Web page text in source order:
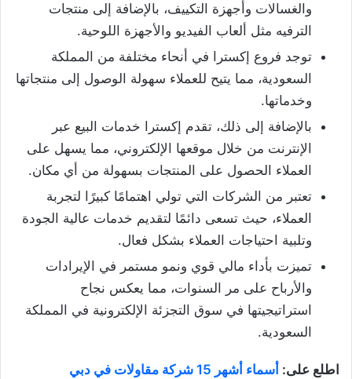
والغسالات وأجهزة التكييف، بالإضافة إلى منتجات
الترفيه مثل ألعاب الفيديو والأجهزة اللوحية.
توجد فروع إكسترا في أنحاء مختلفة من المملكة
السعودية، مما يتيح للعملاء سهولة الوصول إلى منتجاتها
وخدماتها.
بالإضافة إلى ذلك، تقدم إكسترا خدمات البيع عبر
الإنترنت من خلال موقعها الإلكتروني، مما يسهل على
العملاء الحصول على المنتجات بسهولة من أي مكان.
تعتبر من الشركات التي تولي اهتمامًا كبيرًا لتجربة
العملاء، حيث تسعى دائمًا لتقديم خدمات عالية الجودة
وتلبية احتياجات العملاء بشكل فعال.
تميزت بأداء مالي قوي ونمو مستمر في الإيرادات
والأرباح على مر السنوات، مما يعكس نجاح
استراتيجيتها في سوق التجزئة الإلكترونية في المملكة
السعودية.
اطلع على: أسماء أشهر 15 شركة مقاولات في دبي